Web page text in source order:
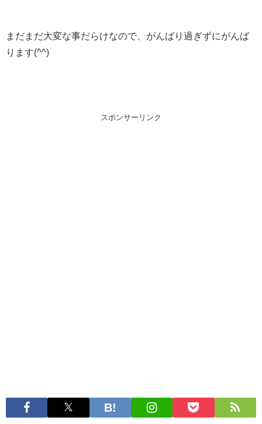
まだまだ大変な事だらけなので、がんばり過ぎずにがんば
ります(^^)
スポンサーリンク